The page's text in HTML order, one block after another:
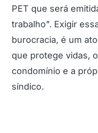
PET que será
trabalho". Exigir
burocracia, é um
que protege vidas,
condomínio e a
síndico.